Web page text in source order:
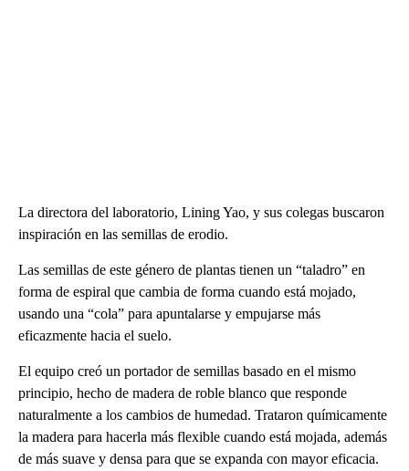
La directora del laboratorio, Lining Yao, y sus colegas buscaron
inspiración en las semillas de erodio.
Las semillas de este género de plantas tienen un “taladro” en
forma de espiral que cambia de forma cuando está mojado,
usando una “cola” para apuntalarse y empujarse más
eficazmente hacia el suelo.
El equipo creó un portador de semillas basado en el mismo
principio, hecho de madera de roble blanco que responde
naturalmente a los cambios de humedad. Trataron químicamente
la madera para hacerla más flexible cuando está mojada, además
de más suave y densa para que se expanda con mayor eficacia.